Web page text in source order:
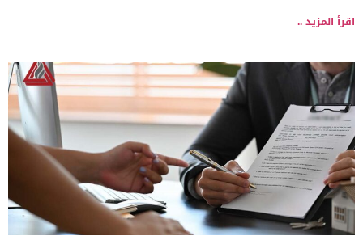
اقرأ المزيد ..